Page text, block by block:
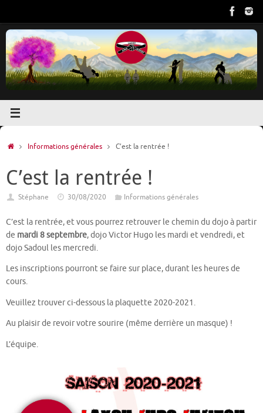
contenu
AccueilInformations générales C’est la rentrée !
C’est la rentrée !
Stéphane 30/08/2020 Informations générales
C’est la rentrée, et vous pourrez retrouver le chemin du dojo à partir
de mardi 8 septembre, dojo Victor Hugo les mardi et vendredi, et
dojo Sadoul les mercredi.
Les inscriptions pourront se faire sur place, durant les heures de
cours.
Veuillez trouver ci-dessous la plaquette 2020-2021.
Au plaisir de revoir votre sourire (même derrière un masque) !
L’équipe.